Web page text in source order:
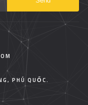
PHÚ QUỐC.